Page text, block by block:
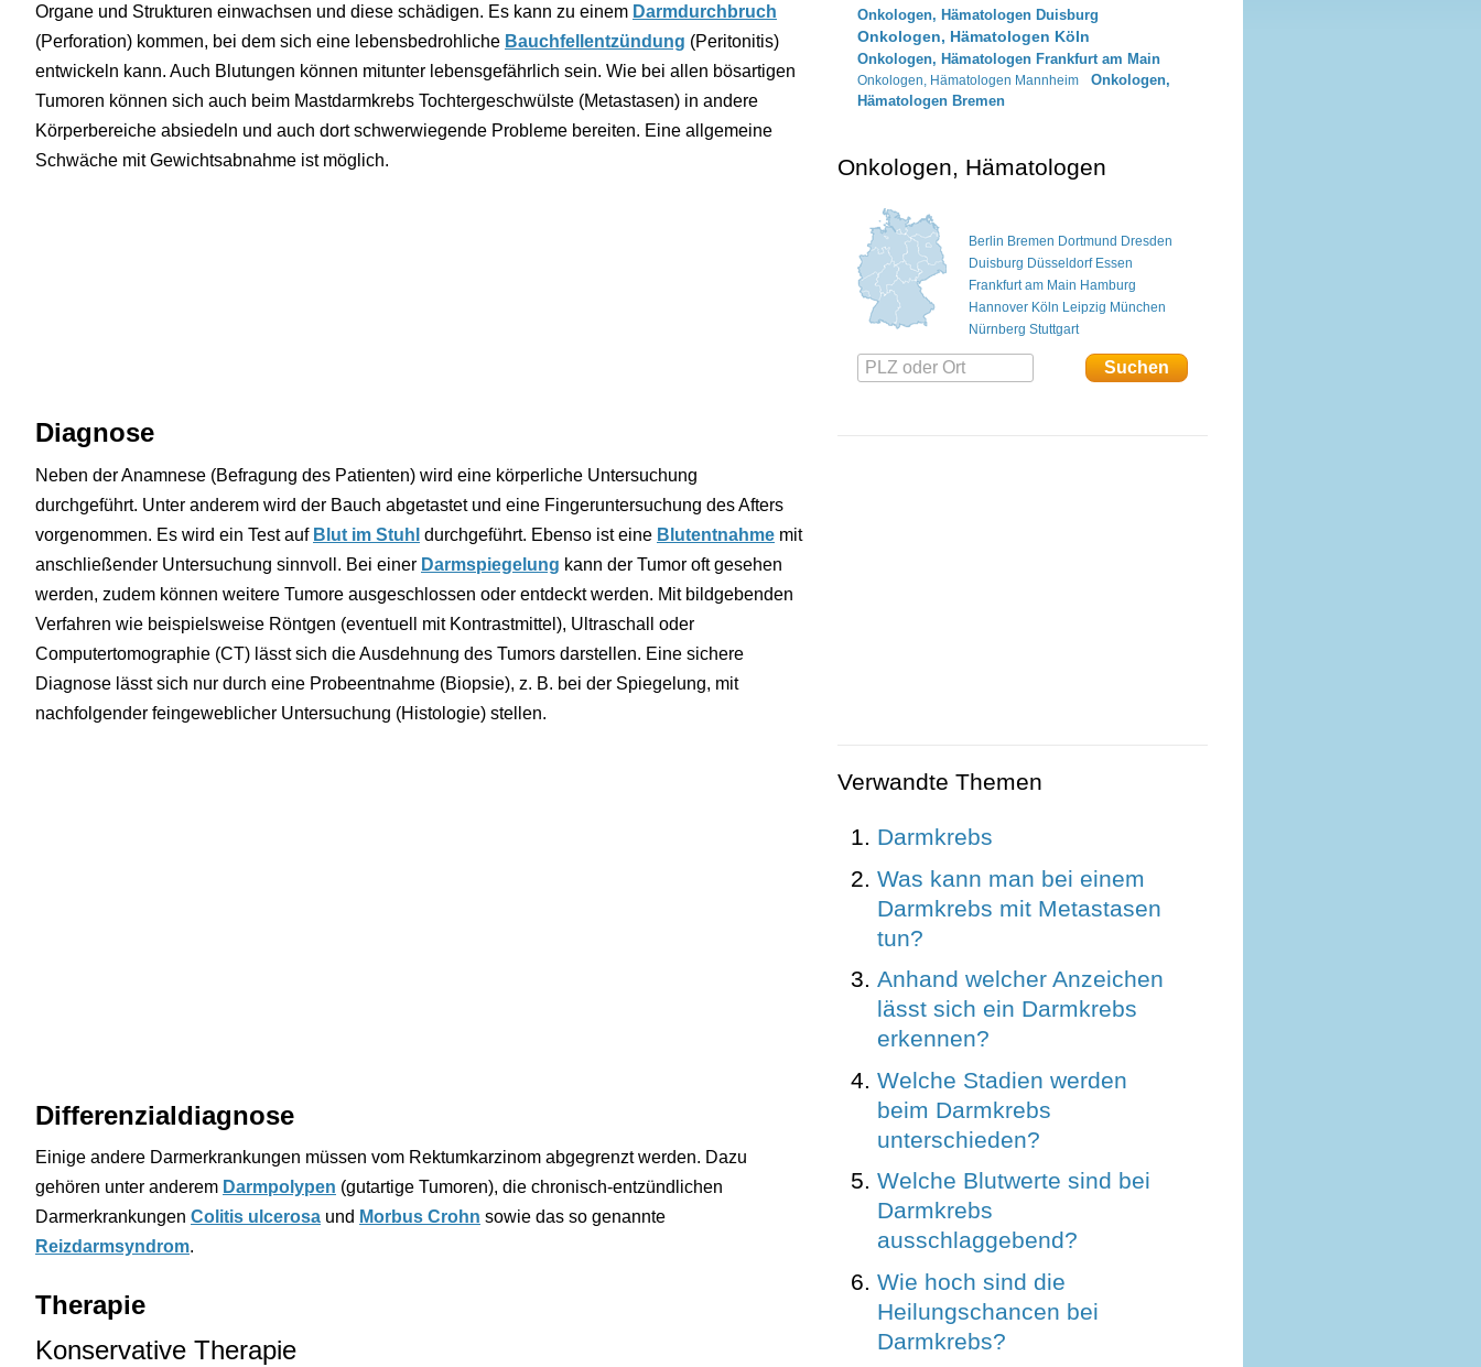
Organe und Strukturen einwachsen und diese schädigen. Es kann zu einem Darmdurchbruch
(Perforation) kommen, bei dem sich eine lebensbedrohliche Bauchfellentzündung (Peritonitis)
entwickeln kann. Auch Blutungen können mitunter lebensgefährlich sein. Wie bei allen bösartigen
Tumoren können sich auch beim Mastdarmkrebs Tochtergeschwülste (Metastasen) in andere
Körperbereiche absiedeln und auch dort schwerwiegende Probleme bereiten. Eine allgemeine
Schwäche mit Gewichtsabnahme ist möglich.
Diagnose
Neben der Anamnese (Befragung des Patienten) wird eine körperliche Untersuchung
durchgeführt. Unter anderem wird der Bauch abgetastet und eine Fingeruntersuchung des Afters
vorgenommen. Es wird ein Test auf Blut im Stuhl durchgeführt. Ebenso ist eine Blutentnahme mit
anschließender Untersuchung sinnvoll. Bei einer Darmspiegelung kann der Tumor oft gesehen
werden, zudem können weitere Tumore ausgeschlossen oder entdeckt werden. Mit bildgebenden
Verfahren wie beispielsweise Röntgen (eventuell mit Kontrastmittel), Ultraschall oder
Computertomographie (CT) lässt sich die Ausdehnung des Tumors darstellen. Eine sichere
Diagnose lässt sich nur durch eine Probeentnahme (Biopsie), z. B. bei der Spiegelung, mit
nachfolgender feingeweblicher Untersuchung (Histologie) stellen.
Differenzialdiagnose
Einige andere Darmerkrankungen müssen vom Rektumkarzinom abgegrenzt werden. Dazu
gehören unter anderem Darmpolypen (gutartige Tumoren), die chronisch-entzündlichen
Darmerkrankungen Colitis ulcerosa und Morbus Crohn sowie das so genannte
Reizdarmsyndrom.
Therapie
Konservative Therapie
Onkologen, Hämatologen Duisburg
Onkologen, Hämatologen Köln
Onkologen, Hämatologen Frankfurt am Main
Onkologen, Hämatologen Mannheim
Onkologen,
Hämatologen Bremen
Onkologen, Hämatologen
Berlin Bremen Dortmund Dresden
Duisburg Düsseldorf Essen
Frankfurt am Main Hamburg
Hannover Köln Leipzig München
Nürnberg Stuttgart
Verwandte Themen
Darmkrebs
Was kann man bei einem
Darmkrebs mit Metastasen
tun?
Anhand welcher Anzeichen
lässt sich ein Darmkrebs
erkennen?
Welche Stadien werden
beim Darmkrebs
unterschieden?
Welche Blutwerte sind bei
Darmkrebs
ausschlaggebend?
Wie hoch sind die
Heilungschancen bei
Darmkrebs?